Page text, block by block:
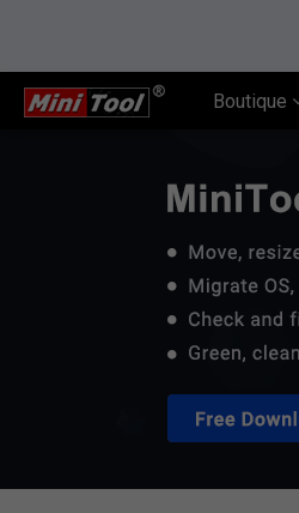
Boutique